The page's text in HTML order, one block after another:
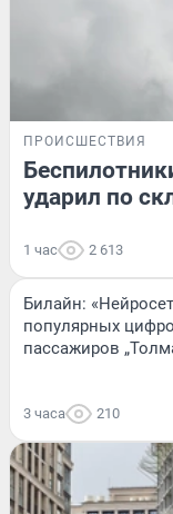
ПРОИСШЕСТВИЯ
ударил по
1 час 2 613
Билайн:
популярных
пассажиров
3 часа 210